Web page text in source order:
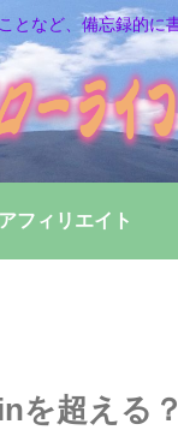
となど、備忘録的に
アフィリエイト
を超える